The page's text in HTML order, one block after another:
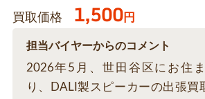
買取価格 1,500円
担当バイヤーからのコメント
2026年5月、世田谷区にお住
り、DALI製スピーカーの出張買